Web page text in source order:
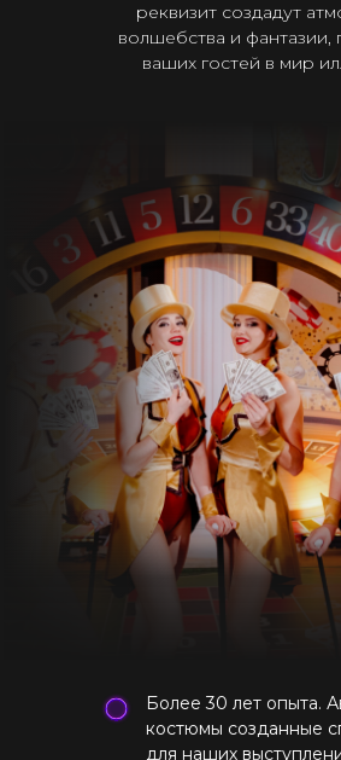
реквизит создадут
волшебства и фантазии,
ваших гостей в мир
Более 30 лет опыта.
костюмы созданные
для наших